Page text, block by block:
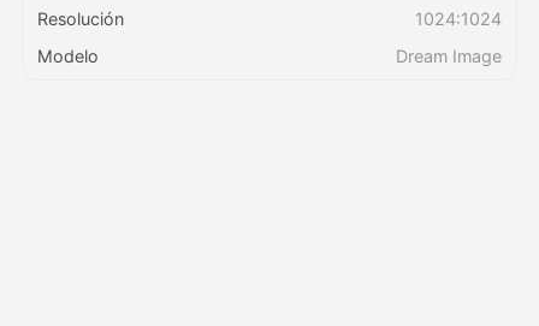
Resolución
1024:1024
Modelo
Dream Image